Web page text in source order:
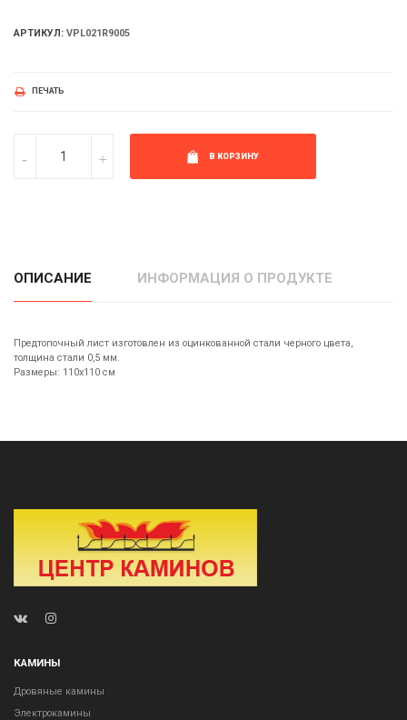
АРТИКУЛ: VPL021R9005
ПЕЧАТЬ
В КОРЗИНУ
ОПИСАНИЕ ИНФОРМАЦИЯ О ПРОДУКТЕ
Предтопочный лист изготовлен из оцинкованной стали черного цвета,
толщина стали 0,5 мм.
Размеры: 110х110 см
КАМИНЫ
Дровяные камины
Электрокамины